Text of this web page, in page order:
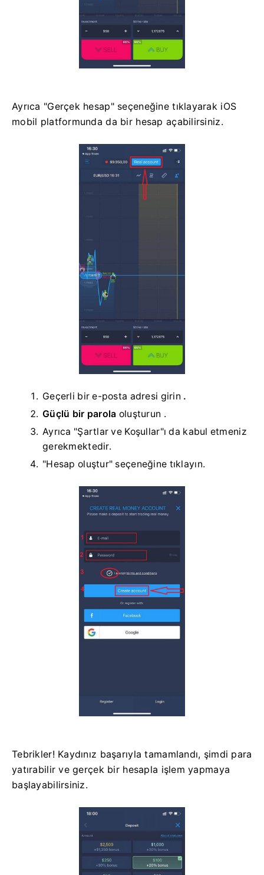
Ayrıca "Gerçek hesap" seçeneğine tıklayarak iOS
mobil platformunda da bir hesap açabilirsiniz.
Geçerli bir e-posta adresi girin .
Güçlü bir parola oluşturun .
Ayrıca "Şartlar ve Koşullar"ı da kabul etmeniz
gerekmektedir.
"Hesap oluştur" seçeneğine tıklayın.
Tebrikler! Kaydınız başarıyla tamamlandı, şimdi para
yatırabilir ve gerçek bir hesapla işlem yapmaya
başlayabilirsiniz.